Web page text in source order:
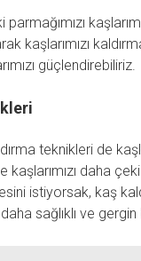
kaşlarımızı
güçlendirebiliriz.
teknikleri de
kaşlarımızı daha
istiyorsak, kaş
sağlıklı ve